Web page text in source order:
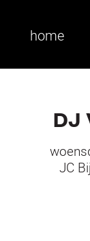
home
DJ
JC